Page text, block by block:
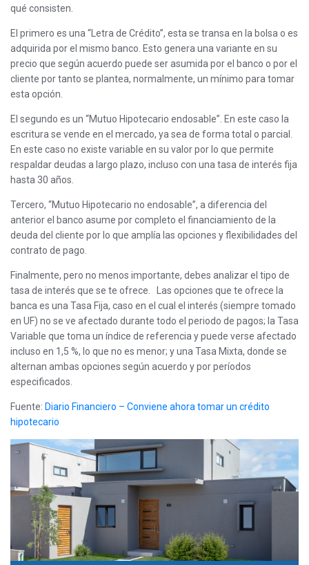
qué consisten.
El primero es una “Letra de Crédito”, esta se transa en la bolsa o es
adquirida por el mismo banco. Esto genera una variante en su
precio que según acuerdo puede ser asumida por el banco o por el
cliente por tanto se plantea, normalmente, un mínimo para tomar
esta opción.
El segundo es un “Mutuo Hipotecario endosable”. En este caso la
escritura se vende en el mercado, ya sea de forma total o parcial.
En este caso no existe variable en su valor por lo que permite
respaldar deudas a largo plazo, incluso con una tasa de interés fija
hasta 30 años.
Tercero, “Mutuo Hipotecario no endosable”, a diferencia del
anterior el banco asume por completo el financiamiento de la
deuda del cliente por lo que amplía las opciones y flexibilidades del
contrato de pago.
Finalmente, pero no menos importante, debes analizar el tipo de
tasa de interés que se te ofrece. Las opciones que te ofrece la
banca es una Tasa Fija, caso en el cual el interés (siempre tomado
en UF) no se ve afectado durante todo el periodo de pagos; la Tasa
Variable que toma un índice de referencia y puede verse afectado
incluso en 1,5 %, lo que no es menor; y una Tasa Mixta, donde se
alternan ambas opciones según acuerdo y por períodos
especificados.
Fuente: Diario Financiero – Conviene ahora tomar un crédito
hipotecario